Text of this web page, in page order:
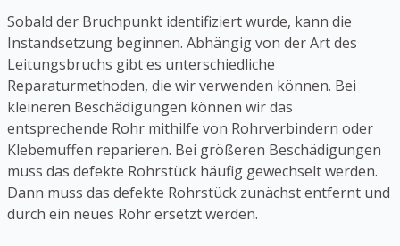
Sobald der Bruchpunkt identifiziert wurde, kann die
Instandsetzung beginnen. Abhängig von der Art des
Leitungsbruchs gibt es unterschiedliche
Reparaturmethoden, die wir verwenden können. Bei
kleineren Beschädigungen können wir das
entsprechende Rohr mithilfe von Rohrverbindern oder
Klebemuffen reparieren. Bei größeren Beschädigungen
muss das defekte Rohrstück häufig gewechselt werden.
Dann muss das defekte Rohrstück zunächst entfernt und
durch ein neues Rohr ersetzt werden.